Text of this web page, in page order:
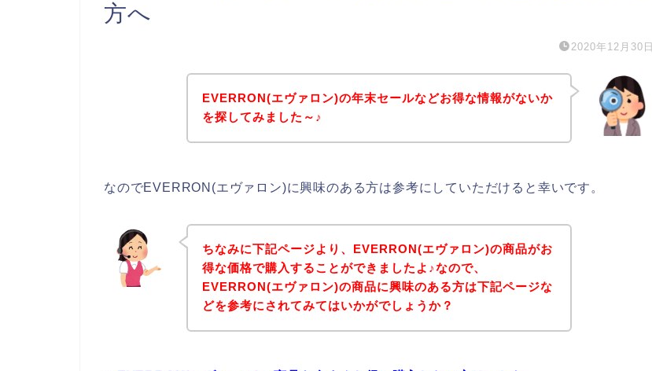
方へ
2020年12月30日
EVERRON(エヴァロン)の年末セールなどお得な情報がないか
を探してみました～♪
なのでEVERRON(エヴァロン)に興味のある方は参考にしていただけると幸いです。
ちなみに下記ページより、EVERRON(エヴァロン)の商品がお
得な価格で購入することができましたよ♪なので、
EVERRON(エヴァロン)の商品に興味のある方は下記ページな
どを参考にされてみてはいかがでしょうか？